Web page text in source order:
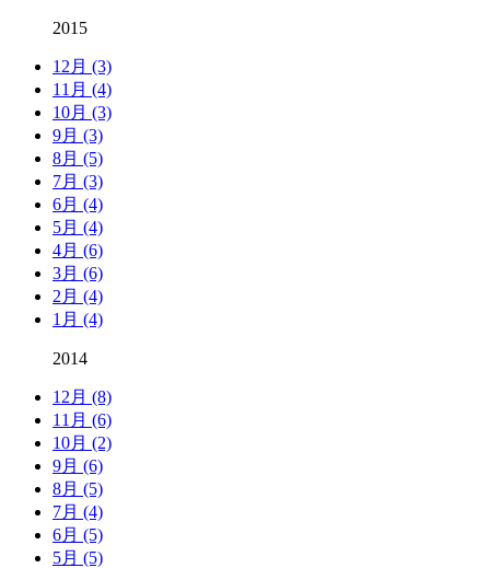
2015
12月 (3)
11月 (4)
10月 (3)
9月 (3)
8月 (5)
7月 (3)
6月 (4)
5月 (4)
4月 (6)
3月 (6)
2月 (4)
1月 (4)
2014
12月 (8)
11月 (6)
10月 (2)
9月 (6)
8月 (5)
7月 (4)
6月 (5)
5月 (5)